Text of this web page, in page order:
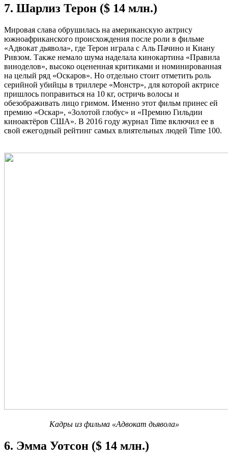
7. Шарлиз Терон ($ 14 млн.)
Мировая слава обрушилась на американскую актрису
южноафриканского происхождения после роли в фильме
«Адвокат дьявола», где Терон играла с Аль Пачино и Киану
Ривзом. Также немало шума наделала кинокартина «Правила
виноделов», высоко оцененная критиками и номинированная
на целый ряд «Оскаров». Но отдельно стоит отметить роль
серийной убийцы в триллере «Монстр», для которой актрисе
пришлось поправиться на 10 кг, остричь волосы и
обезображивать лицо гримом. Именно этот фильм принес ей
премию «Оскар», «Золотой глобус» и «Премию Гильдии
киноактёров США». В 2016 году журнал Time включил ее в
свой ежегодный рейтинг самых влиятельных людей Time 100.
Кадры из фильма «Адвокат дьявола»
6. Эмма Уотсон ($ 14 млн.)